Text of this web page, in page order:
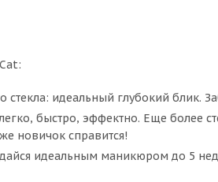
идеальный глубокий блик.
быстро, эффектно. Еще более
новичок справится!
идеальным маникюром до 5